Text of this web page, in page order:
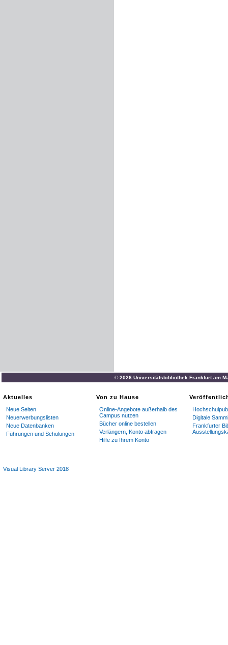
© 2026 Universitätsbibliothek Frankfurt am
Aktuelles
Neue Seiten
Neuerwerbungslisten
Neue Datenbanken
Führungen und Schulungen
Von zu Hause
Online-Angebote außerhalb des
Campus nutzen
Bücher online bestellen
Verlängern, Konto abfragen
Hilfe zu Ihrem Konto
Digitale
Frankfurter
Visual Library Server 2018